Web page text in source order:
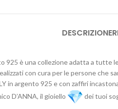
DESCRIZIONE
925 è una collezione adatta a tutte
con cura per le persone che
in argento 925 e con zaffiri
D’ANNA, il gioiello dei tuoi